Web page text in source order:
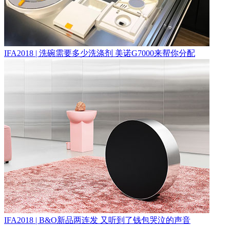
IFA2018 | 洗碗需要多少洗涤剂 美诺G7000来帮你分配
IFA2018 | B&O新品两连发 又听到了钱包哭泣的声音